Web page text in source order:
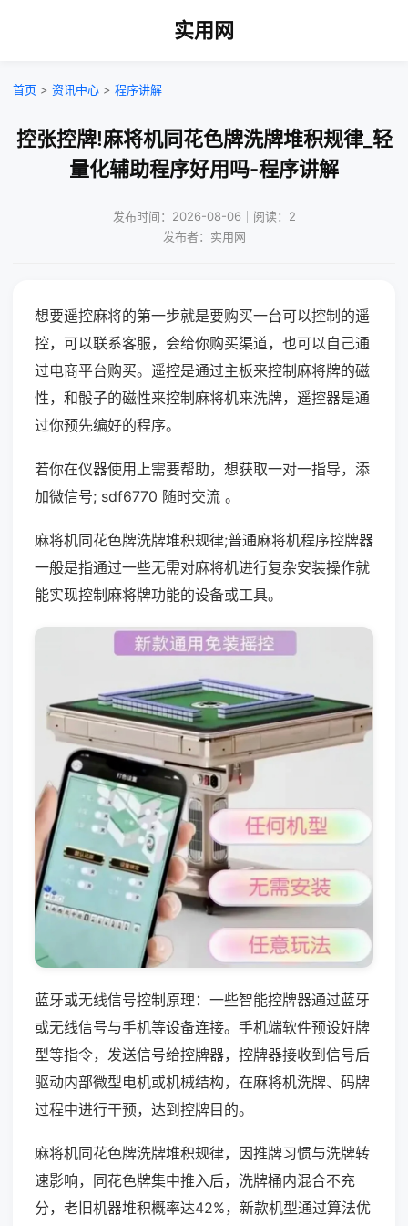
实用网
首页 > 资讯中心 > 程序讲解
控张控牌!麻将机同花色牌洗牌堆积规律_轻
量化辅助程序好用吗-程序讲解
发布时间：2026-08-06｜阅读：2
发布者：实用网
想要遥控麻将的第一步就是要购买一台可以控制的遥
控，可以联系客服，会给你购买渠道，也可以自己通
过电商平台购买。遥控是通过主板来控制麻将牌的磁
性，和骰子的磁性来控制麻将机来洗牌，遥控器是通
过你预先编好的程序。
若你在仪器使用上需要帮助，想获取一对一指导，添
加微信号; sdf6770 随时交流 。
麻将机同花色牌洗牌堆积规律;普通麻将机程序控牌器
一般是指通过一些无需对麻将机进行复杂安装操作就
能实现控制麻将牌功能的设备或工具。
蓝牙或无线信号控制原理：一些智能控牌器通过蓝牙
或无线信号与手机等设备连接。手机端软件预设好牌
型等指令，发送信号给控牌器，控牌器接收到信号后
驱动内部微型电机或机械结构，在麻将机洗牌、码牌
过程中进行干预，达到控牌目的。
麻将机同花色牌洗牌堆积规律，因推牌习惯与洗牌转
速影响，同花色牌集中推入后，洗牌桶内混合不充
分，老旧机器堆积概率达42%，新款机型通过算法优